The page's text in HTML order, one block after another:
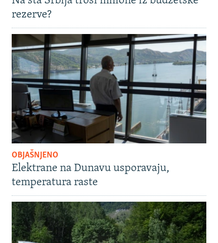
rezerve?
OBJAŠNJENO
Elektrane na Dunavu usporavaju,
temperatura raste